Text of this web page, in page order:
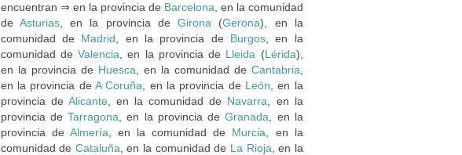
encuentran ⇒ en la provincia de Barcelona , en la comunidad
de Asturias, en la provincia de Girona (Gerona), en la
comunidad de Madrid , en la provincia de Burgos , en la
comunidad deValencia , en la provincia de Lleida (Lérida),
en la provincia de Huesca , en la comunidad de Cantabria
en la provincia de A Coruña , en la provincia de León , en la
provincia de Alicante, en la comunidad de Navarra , en la
provincia de Tarragona , en la provincia deGranada , en la
provincia de Almería , en la comunidad de Murcia , en la
comunidad de Cataluña , en la comunidad de La Rioja , en la